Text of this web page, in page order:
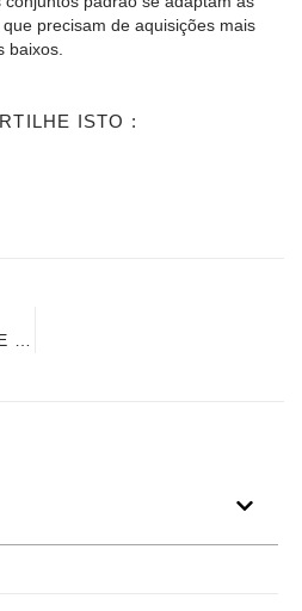
precisam de aquisições mais
baixos.
ISTO :